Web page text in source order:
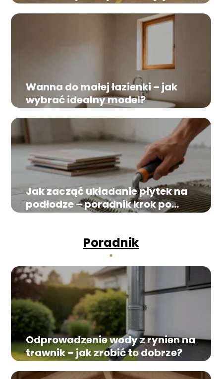
wygody!
Wanna do małej łazienki – jak
wybrać idealny model?
Jak zacząć układanie płytek na
podłodze – poradnik krok po
kroku
Poradnik
Odprowadzenie wody z rynien na
trawnik – jak zrobić to dobrze?